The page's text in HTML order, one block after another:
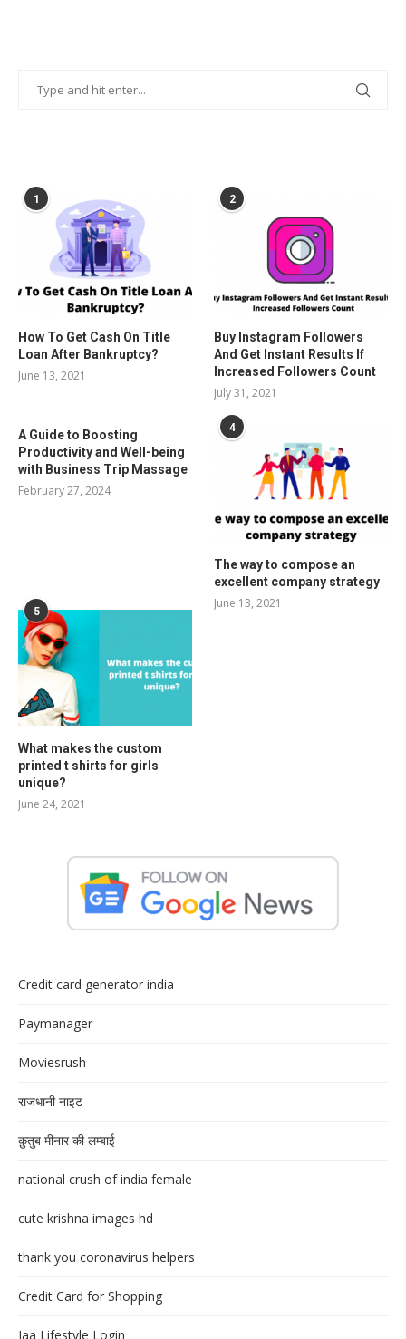
1
How To Get Cash On Title
Loan After Bankruptcy?
June 13, 2021
2
Buy Instagram Followers
And Get Instant Results If
Increased Followers Count
July 31, 2021
A Guide to Boosting
Productivity and Well-being
with Business Trip Massage
February 27, 2024
4
The way to compose an
excellent company strategy
June 13, 2021
5
What makes the custom
printed t shirts for girls
unique?
June 24, 2021
Credit card generator india
Paymanager
Moviesrush
राजधानी नाइट
क़ुतुब मीनार की लम्बाई
national crush of india female
cute krishna images hd
thank you coronavirus helpers
Credit Card for Shopping
Jaa Lifestyle Login